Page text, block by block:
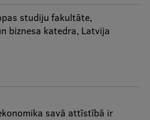
studiju fakultāte,
biznesa katedra, Latvija
savā attīstībā ir